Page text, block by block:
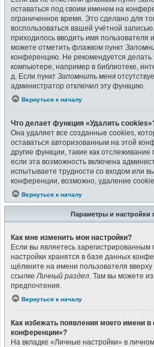
оставаться под своим именем на
ограниченное время. Это сделано для
воспользоваться вашей учётной
приходилось вводить имя пользователя
можете отметить флажком пункт
конференцию. Не рекомендуется
компьютере, например в библиотеке,
д. Если пункт Запомнить меня
администратор отключил эту функцию.
Вернуться к началу
Что делает функция «Удалить
Она удаляет все созданные cookies,
оставаться авторизованным на этой
другие функции, такие как
если эта возможность включена
испытываете трудности со входом или
конференции, возможно, удаление
Вернуться к началу
Параметры и настройки
Как мне изменить мои настройки?
Если вы являетесь зарегистрированным
настройки хранятся в базе данных
щёлкните на имени пользователя
ссылкеЛичный раздел. Там вы можете
предпочтения.
Вернуться к началу
Как избежать появления моего имени в
конференции»?
На вкладке «Личные настройки» в